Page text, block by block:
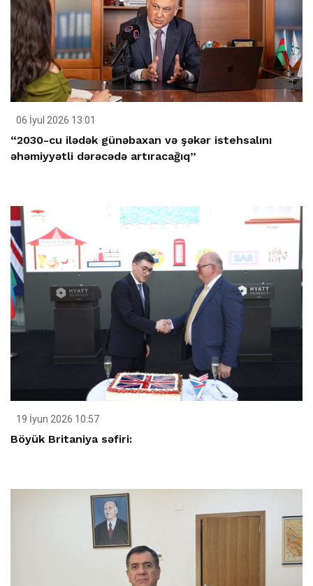
06 İyul 2026 13:01
“2030-cu ilədək günəbaxan və şəkər istehsalını
əhəmiyyətli dərəcədə artıracağıq”
19 İyun 2026 10:57
Böyük Britaniya səfiri: